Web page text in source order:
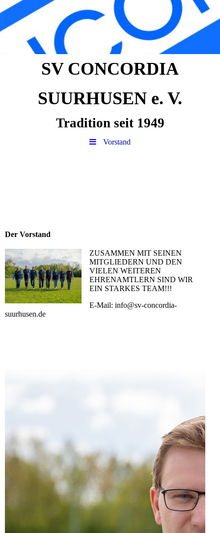
SV CONCORDIA
SUURHUSEN e. V.
Tradition seit 1949
Vorstand
Der Vorstand
ZUSAMMEN MIT SEINEN
MITGLIEDERN UND DEN
VIELEN WEITEREN
EHRENAMTLERN SIND WIR
EIN STARKES TEAM!!!
E-Mail: info@sv-concordia-
suurhusen.de